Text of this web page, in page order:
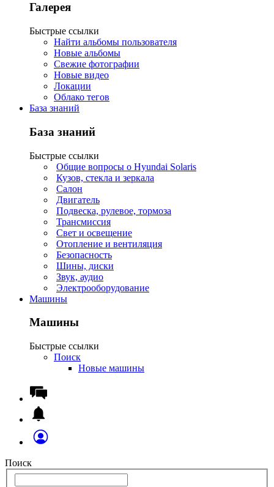
Галерея
Быстрые ссылки
Найти альбомы пользователя
Новые альбомы
Свежие фотографии
Новые видео
Локации
Облако тегов
База знаний
База знаний
Быстрые ссылки
Общие вопросы о Hyundai Solaris
Кузов, стекла и зеркала
Салон
Двигатель
Подвеска, рулевое, тормоза
Трансмиссия
Свет и освещение
Отопление и вентиляция
Безопасность
Шины, диски
Звук, аудио
Электрооборудование
Машины
Машины
Быстрые ссылки
Поиск
Новые машины
Поиск